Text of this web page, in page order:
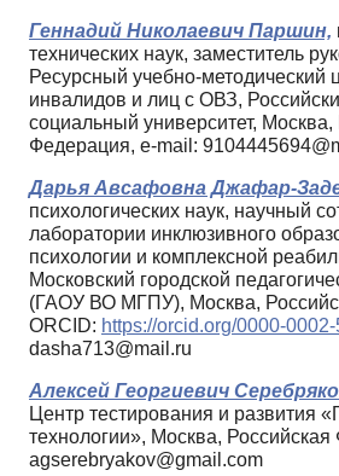
Геннадий Николаевич Паршин,
технических наук, заместитель
Ресурсный учебно-методический
инвалидов и лиц с ОВЗ,
социальный университет, Москва,
Федерация, e-mail:
Дарья Авсафовна Джафар-
психологических наук, научный
лаборатории инклюзивного
психологии и комплексной
Московский городской
(ГАОУ ВО МГПУ), Москва,
ORCID: https://orcid.org/0000-
dasha713@mail.ru
Алексей Георгиевич
Центр тестирования и развития
технологии», Москва,
agserebryakov@gmail.com